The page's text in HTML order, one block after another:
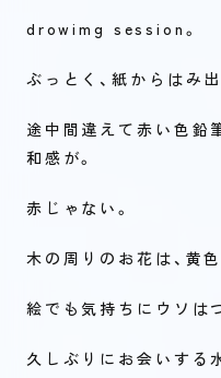
drowimg session。
ぶっとく、紙からはみ
途中間違えて赤い色鉛
和感が。
赤じゃない。
木の周りのお花は、黄
絵でも気持ちにウソは
久しぶりにお会いする